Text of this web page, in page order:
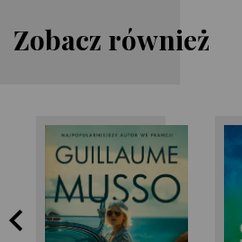
Zobacz również
Guillaume Musso